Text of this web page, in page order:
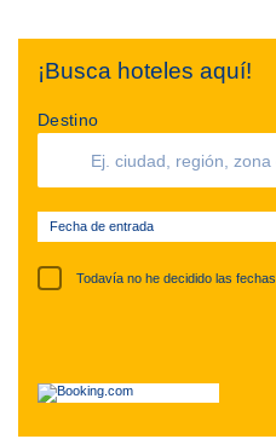
¡Busca hoteles aquí!
Destino
Fecha de entrada
Todavía no he decidido las fechas